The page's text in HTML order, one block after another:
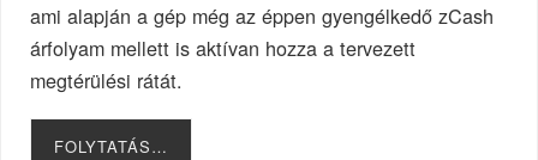
ami alapján a gép még az éppen gyengélkedő zCash
árfolyam mellett is aktívan hozza a tervezett
megtérülési rátát.
FOLYTATÁS…